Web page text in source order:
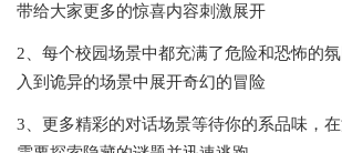
带给大家更多的惊喜内容刺激展开
2、每个校园场景中都充满了危险和恐怖的
入到诡异的场景中展开奇幻的冒险
3、更多精彩的对话场景等待你的系品味，